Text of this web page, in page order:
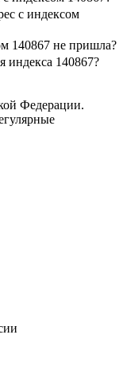
с индексом
140867 не пришла?
индекса 140867?
Федерации.